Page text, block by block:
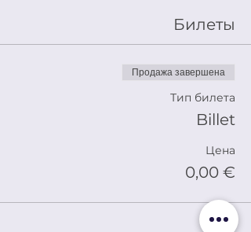
Билеты
Продажа завершена
Тип билета
Billet
Цена
0,00 €